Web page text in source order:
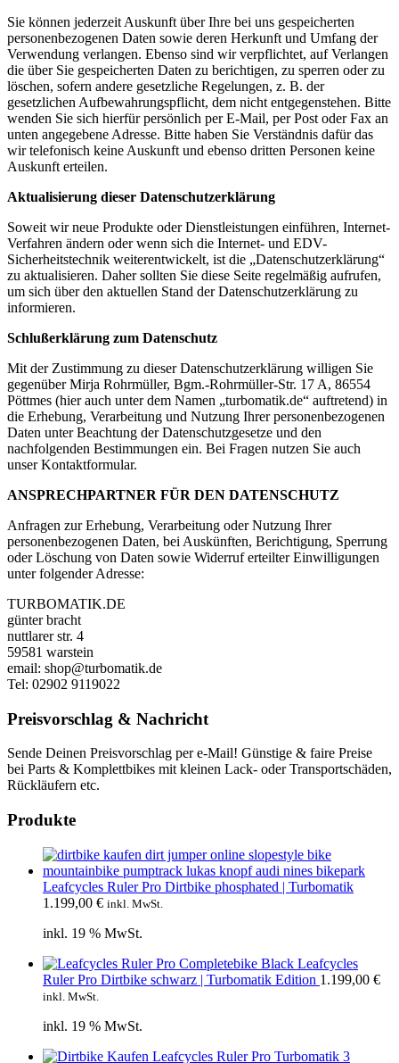
Sie können jederzeit Auskunft über Ihre bei uns gespeicherten
personenbezogenen Daten sowie deren Herkunft und Umfang der
Verwendung verlangen. Ebenso sind wir verpflichtet, auf Verlangen
die über Sie gespeicherten Daten zu berichtigen, zu sperren oder zu
löschen, sofern andere gesetzliche Regelungen, z. B. der
gesetzlichen Aufbewahrungspflicht, dem nicht entgegenstehen. Bitte
wenden Sie sich hierfür persönlich per E-Mail, per Post oder Fax an
unten angegebene Adresse. Bitte haben Sie Verständnis dafür das
wir telefonisch keine Auskunft und ebenso dritten Personen keine
Auskunft erteilen.
Aktualisierung dieser Datenschutzerklärung
Soweit wir neue Produkte oder Dienstleistungen einführen, Internet-
Verfahren ändern oder wenn sich die Internet- und EDV-
Sicherheitstechnik weiterentwickelt, ist die „Datenschutzerklärung“
zu aktualisieren. Daher sollten Sie diese Seite regelmäßig aufrufen,
um sich über den aktuellen Stand der Datenschutzerklärung zu
informieren.
Schlußerklärung zum Datenschutz
Mit der Zustimmung zu dieser Datenschutzerklärung willigen Sie
gegenüber Mirja Rohrmüller, Bgm.-Rohrmüller-Str. 17 A, 86554
Pöttmes (hier auch unter dem Namen „turbomatik.de“ auftretend) in
die Erhebung, Verarbeitung und Nutzung Ihrer personenbezogenen
Daten unter Beachtung der Datenschutzgesetze und den
nachfolgenden Bestimmungen ein. Bei Fragen nutzen Sie auch
unser Kontaktformular.
ANSPRECHPARTNER FÜR DEN DATENSCHUTZ
Anfragen zur Erhebung, Verarbeitung oder Nutzung Ihrer
personenbezogenen Daten, bei Auskünften, Berichtigung, Sperrung
oder Löschung von Daten sowie Widerruf erteilter Einwilligungen
unter folgender Adresse:
TURBOMATIK.DE
günter bracht
nuttlarer str. 4
59581 warstein
email: shop@turbomatik.de
Tel: 02902 9119022
Preisvorschlag & Nachricht
Sende Deinen Preisvorschlag per e-Mail! Günstige & faire Preise
bei Parts & Komplettbikes mit kleinen Lack- oder Transportschäden,
Rückläufern etc.
Produkte
Leafcycles Ruler Pro Dirtbike phosphated | Turbomatik
1.199,00 € inkl. MwSt.
inkl. 19 % MwSt.
Leafcycles
Ruler Pro Dirtbike schwarz | Turbomatik Edition 1.199,00 €
inkl. MwSt.
inkl. 19 % MwSt.